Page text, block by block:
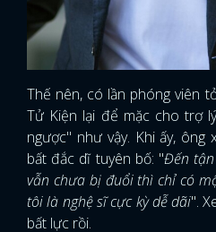
Thế nên, có lần phóng viên
Tử Kiện lại để mặc cho trợ
ngược" như vậy. Khi ấy,
bất đắc dĩ tuyên bố: "Đến
vẫn chưa bị đuổi thì chỉ có
tôi là nghệ sĩ cực kỳ dễ dãi".
bất lực rồi.